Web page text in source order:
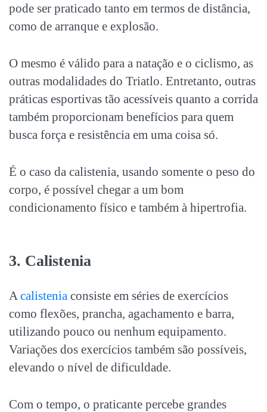
pode ser praticado tanto em termos de distância,
como de arranque e explosão.
O mesmo é válido para a natação e o ciclismo, as
outras modalidades do Triatlo. Entretanto, outras
práticas esportivas tão acessíveis quanto a corrida
também proporcionam benefícios para quem
busca força e resistência em uma coisa só.
É o caso da calistenia, usando somente o peso do
corpo, é possível chegar a um bom
condicionamento físico e também à hipertrofia.
3. Calistenia
Acalistenia consiste em séries de exercícios
como flexões, prancha, agachamento e barra,
utilizando pouco ou nenhum equipamento.
Variações dos exercícios também são possíveis,
elevando o nível de dificuldade.
Com o tempo, o praticante percebe grandes